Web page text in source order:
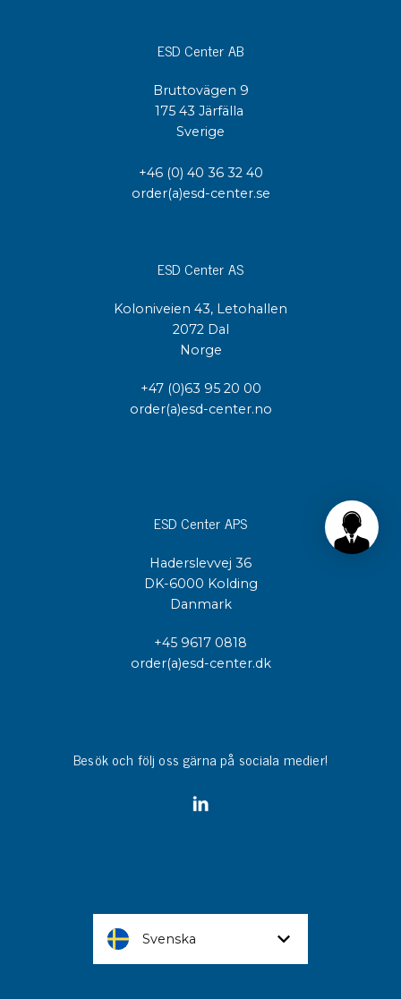
ESD Center AB
Bruttovägen 9
175 43 Järfälla
Sverige
+46 (0) 40 36 32 40
order(a)esd-center.se
ESD Center AS
Koloniveien 43, Letohallen
2072 Dal
Norge
+47 (0)63 95 20 00
order(a)esd-center.no
ESD Center APS
Haderslevvej 36
DK-6000 Kolding
Danmark
+45 9617 0818
order(a)esd-center.dk
Besök och följ oss gärna på sociala medier!
Svenska